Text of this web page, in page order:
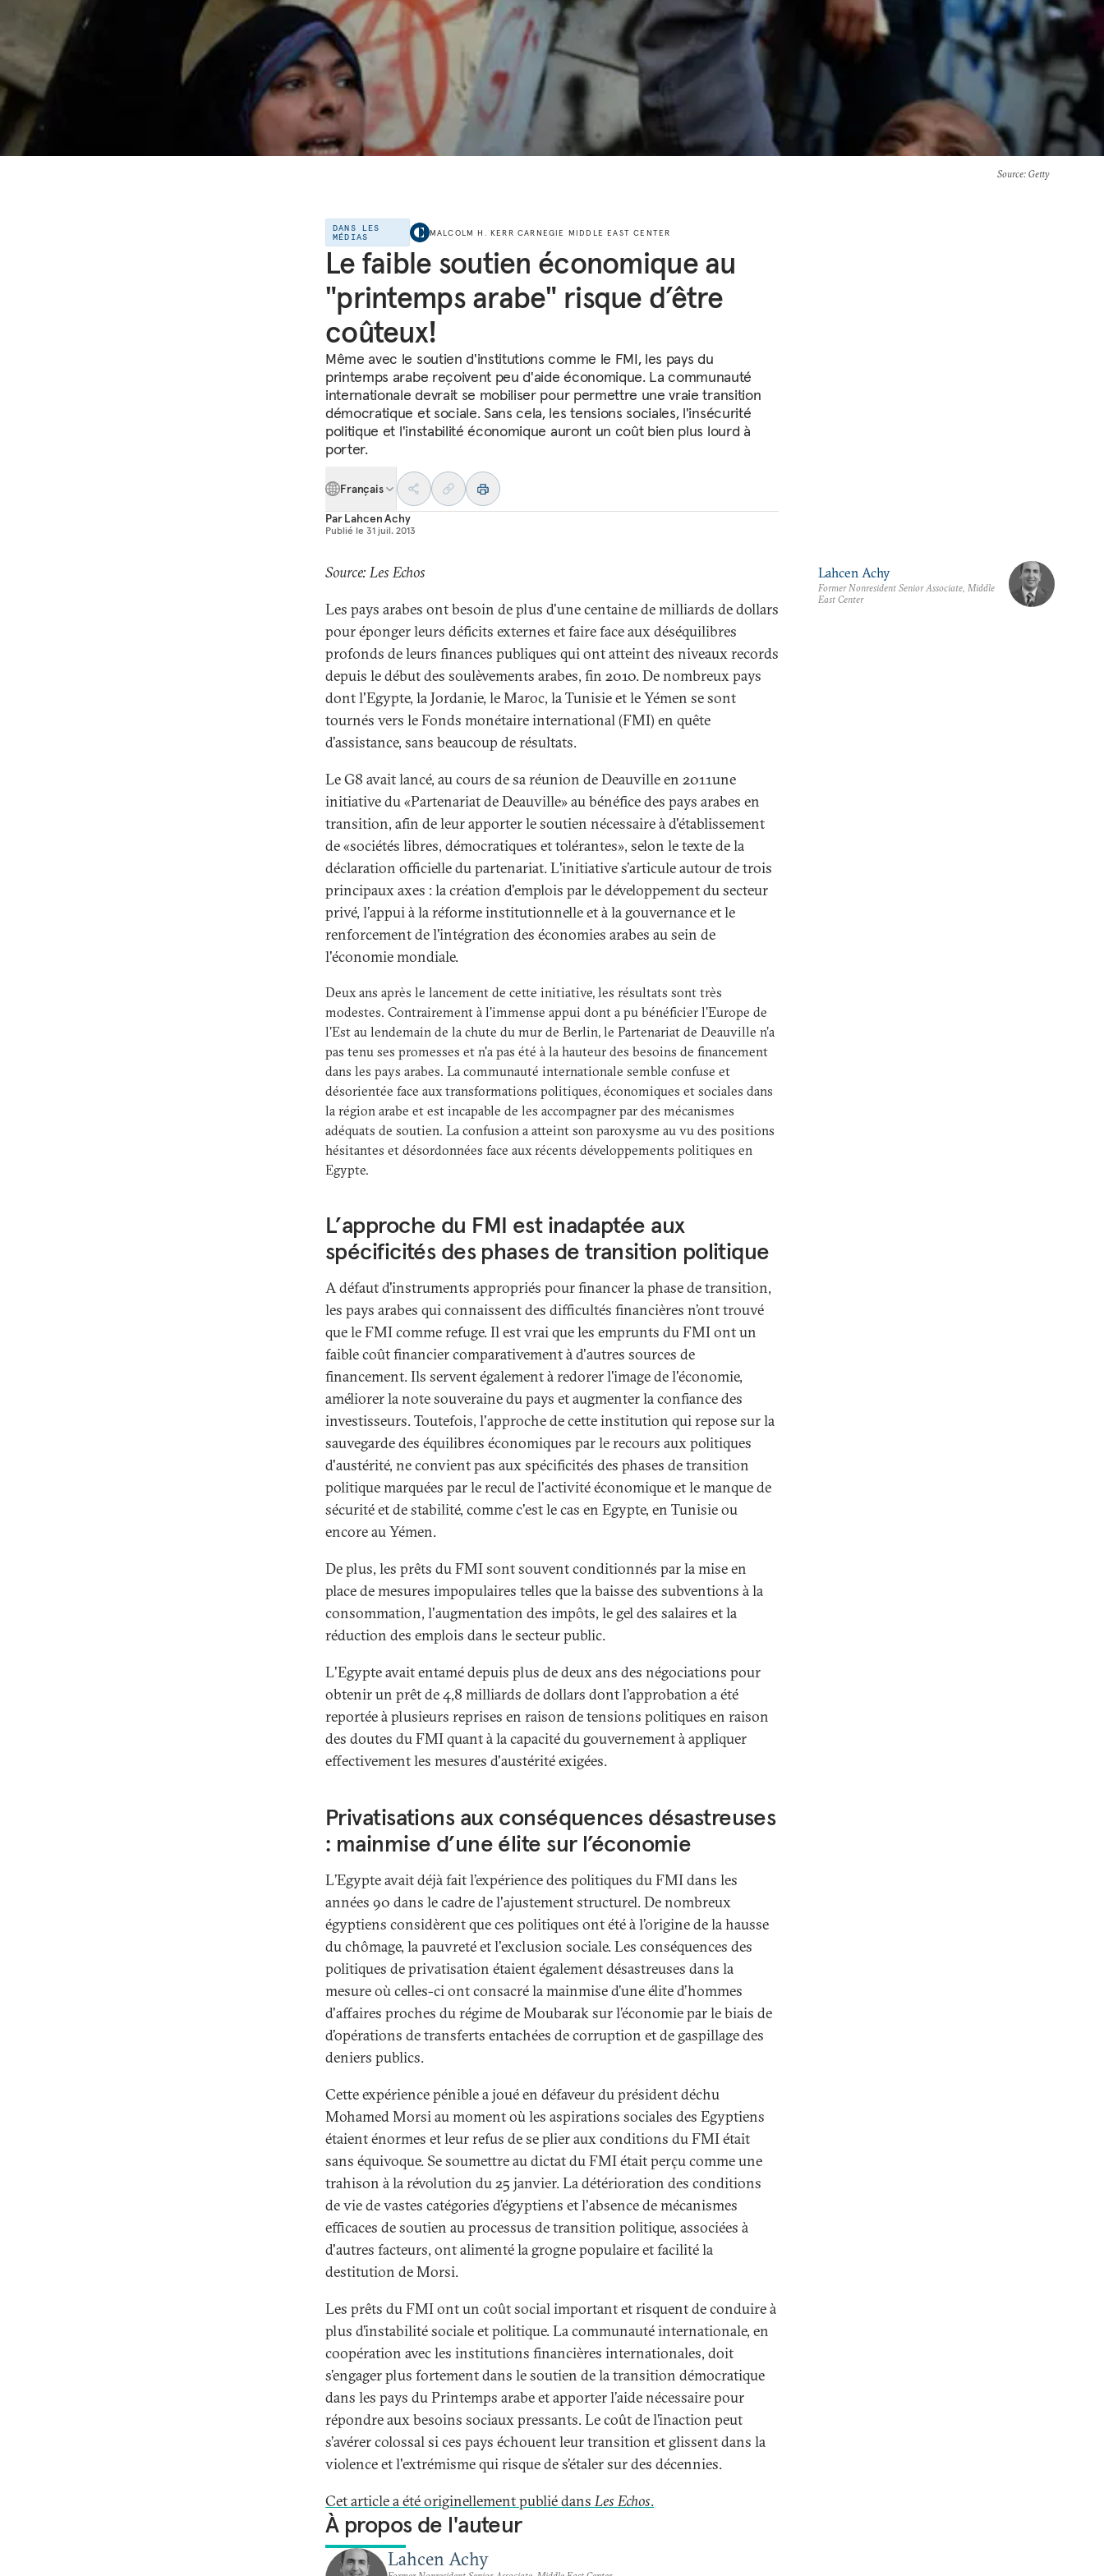
Source: Getty
DANS LES
MÉDIAS
MALCOLM H. KERR CARNEGIE MIDDLE EAST CENTER
Le faible soutien économique au
"printemps arabe" risque d’être
coûteux!
Même avec le soutien d'institutions comme le FMI, les pays du
printemps arabe reçoivent peu d'aide économique. La communauté
internationale devrait se mobiliser pour permettre une vraie transition
démocratique et sociale. Sans cela, les tensions sociales, l'insécurité
politique et l'instabilité économique auront un coût bien plus lourd à
porter.
Français
ParLahcen Achy
Publié le 31 juil. 2013
Source: Les Echos
Les pays arabes ont besoin de plus d'une centaine de milliards de dollars
pour éponger leurs déficits externes et faire face aux déséquilibres
profonds de leurs finances publiques qui ont atteint des niveaux records
depuis le début des soulèvements arabes, fin 2010. De nombreux pays
dont l'Egypte, la Jordanie, le Maroc, la Tunisie et le Yémen se sont
tournés vers le Fonds monétaire international (FMI) en quête
d’assistance, sans beaucoup de résultats.
Le G8 avait lancé, au cours de sa réunion de Deauville en 2011une
initiative du «Partenariat de Deauville» au bénéfice des pays arabes en
transition, afin de leur apporter le soutien nécessaire à d'établissement
de «sociétés libres, démocratiques et tolérantes», selon le texte de la
déclaration officielle du partenariat. L'initiative s’articule autour de trois
principaux axes : la création d'emplois par le développement du secteur
privé, l’appui à la réforme institutionnelle et à la gouvernance et le
renforcement de l'intégration des économies arabes au sein de
l'économie mondiale.
Deux ans après le lancement de cette initiative, les résultats sont très
modestes. Contrairement à l'immense appui dont a pu bénéficier l'Europe de
l'Est au lendemain de la chute du mur de Berlin, le Partenariat de Deauville n’a
pas tenu ses promesses et n'a pas été à la hauteur des besoins de financement
dans les pays arabes. La communauté internationale semble confuse et
désorientée face aux transformations politiques, économiques et sociales dans
la région arabe et est incapable de les accompagner par des mécanismes
adéquats de soutien. La confusion a atteint son paroxysme au vu des positions
hésitantes et désordonnées face aux récents développements politiques en
Egypte.
L’approche du FMI est inadaptée aux
spécificités des phases de transition politique
A défaut d'instruments appropriés pour financer la phase de transition,
les pays arabes qui connaissent des difficultés financières n’ont trouvé
que le FMI comme refuge. Il est vrai que les emprunts du FMI ont un
faible coût financier comparativement à d'autres sources de
financement. Ils servent également à redorer l'image de l'économie,
améliorer la note souveraine du pays et augmenter la confiance des
investisseurs. Toutefois, l'approche de cette institution qui repose sur la
sauvegarde des équilibres économiques par le recours aux politiques
d'austérité, ne convient pas aux spécificités des phases de transition
politique marquées par le recul de l'activité économique et le manque de
sécurité et de stabilité, comme c'est le cas en Egypte, en Tunisie ou
encore au Yémen.
De plus, les prêts du FMI sont souvent conditionnés par la mise en
place de mesures impopulaires telles que la baisse des subventions à la
consommation, l'augmentation des impôts, le gel des salaires et la
réduction des emplois dans le secteur public.
L'Egypte avait entamé depuis plus de deux ans des négociations pour
obtenir un prêt de 4,8 milliards de dollars dont l’approbation a été
reportée à plusieurs reprises en raison de tensions politiques en raison
des doutes du FMI quant à la capacité du gouvernement à appliquer
effectivement les mesures d'austérité exigées.
Privatisations aux conséquences désastreuses
: mainmise d’une élite sur l’économie
L’Egypte avait déjà fait l’expérience des politiques du FMI dans les
années 90 dans le cadre de l'ajustement structurel. De nombreux
égyptiens considèrent que ces politiques ont été à l’origine de la hausse
du chômage, la pauvreté et l'exclusion sociale. Les conséquences des
politiques de privatisation étaient également désastreuses dans la
mesure où celles-ci ont consacré la mainmise d’une élite d’hommes
d'affaires proches du régime de Moubarak sur l’économie par le biais de
d’opérations de transferts entachées de corruption et de gaspillage des
deniers publics.
Cette expérience pénible a joué en défaveur du président déchu
Mohamed Morsi au moment où les aspirations sociales des Egyptiens
étaient énormes et leur refus de se plier aux conditions du FMI était
sans équivoque. Se soumettre au dictat du FMI était perçu comme une
trahison à la révolution du 25 janvier. La détérioration des conditions
de vie de vastes catégories d’égyptiens et l'absence de mécanismes
efficaces de soutien au processus de transition politique, associées à
d'autres facteurs, ont alimenté la grogne populaire et facilité la
destitution de Morsi.
Les prêts du FMI ont un coût social important et risquent de conduire à
plus d’instabilité sociale et politique. La communauté internationale, en
coopération avec les institutions financières internationales, doit
s’engager plus fortement dans le soutien de la transition démocratique
dans les pays du Printemps arabe et apporter l’aide nécessaire pour
répondre aux besoins sociaux pressants. Le coût de l’inaction peut
s’avérer colossal si ces pays échouent leur transition et glissent dans la
violence et l'extrémisme qui risque de s’étaler sur des décennies.
Cet article a été originellement publié dansLes Echos.
À propos de l'auteur
Lahcen Achy
Lahcen Achy
Former Nonresident Senior Associate, Middle
East Center